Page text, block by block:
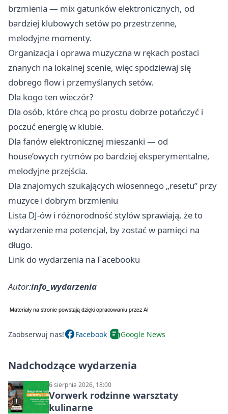
brzmienia — mix gatunków elektronicznych, od
bardziej klubowych setów po przestrzenne,
melodyjne momenty.
Organizacja i oprawa muzyczna w rękach postaci
znanych na lokalnej scenie, więc spodziewaj się
dobrego flow i przemyślanych setów.
Dla kogo ten wieczór?
Dla osób, które chcą po prostu dobrze potańczyć i
poczuć energię w klubie.
Dla fanów elektronicznej mieszanki — od
house’owych rytmów po bardziej eksperymentalne,
melodyjne przejścia.
Dla znajomych szukających wiosennego „resetu” przy
muzyce i dobrym brzmieniu
Lista DJ‑ów i różnorodność stylów sprawiają, że to
wydarzenie ma potencjał, by zostać w pamięci na
długo.
Link do wydarzenia na Facebooku
Autor:info_wydarzenia
Zaobserwuj nas! Facebook Google News
Nadchodzące wydarzenia
6 sierpnia 2026, 18:00
Vorwerk rodzinne warsztaty
kulinarne